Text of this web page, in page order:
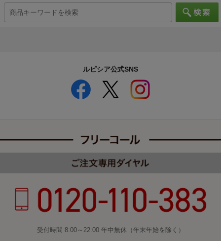
ルピシア公式SNS
受付時間 8:00～22:00 年中無休（年末年始を除く）